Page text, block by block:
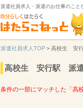
派遣社員求人・派遣のお仕事のこと
派遣社員求人TOP > 高校生 安
高校生 安行駅 派遣
条件の一部にマッチした「高